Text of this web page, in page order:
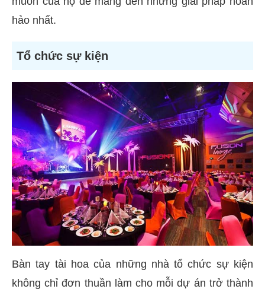
hảo nhất.
Tổ chức sự kiện
Bàn tay tài hoa của những nhà tổ chức sự kiện
không chỉ đơn thuần làm cho mỗi dự án trở thành